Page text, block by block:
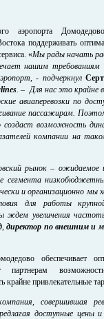
аэропорта
поддерживать
«Мы рады начать
нашим
- подчеркнул
.– Для нас это крайне
авиаперевозки по
пассажирам.
возможность
компании на
рынок – ожидаемое
сегмента
и организационно
для работы
ждем увеличения
,директор по внешним и
обеспечивает
партнерам
крайне привлекательные
совершившая
доступные цены